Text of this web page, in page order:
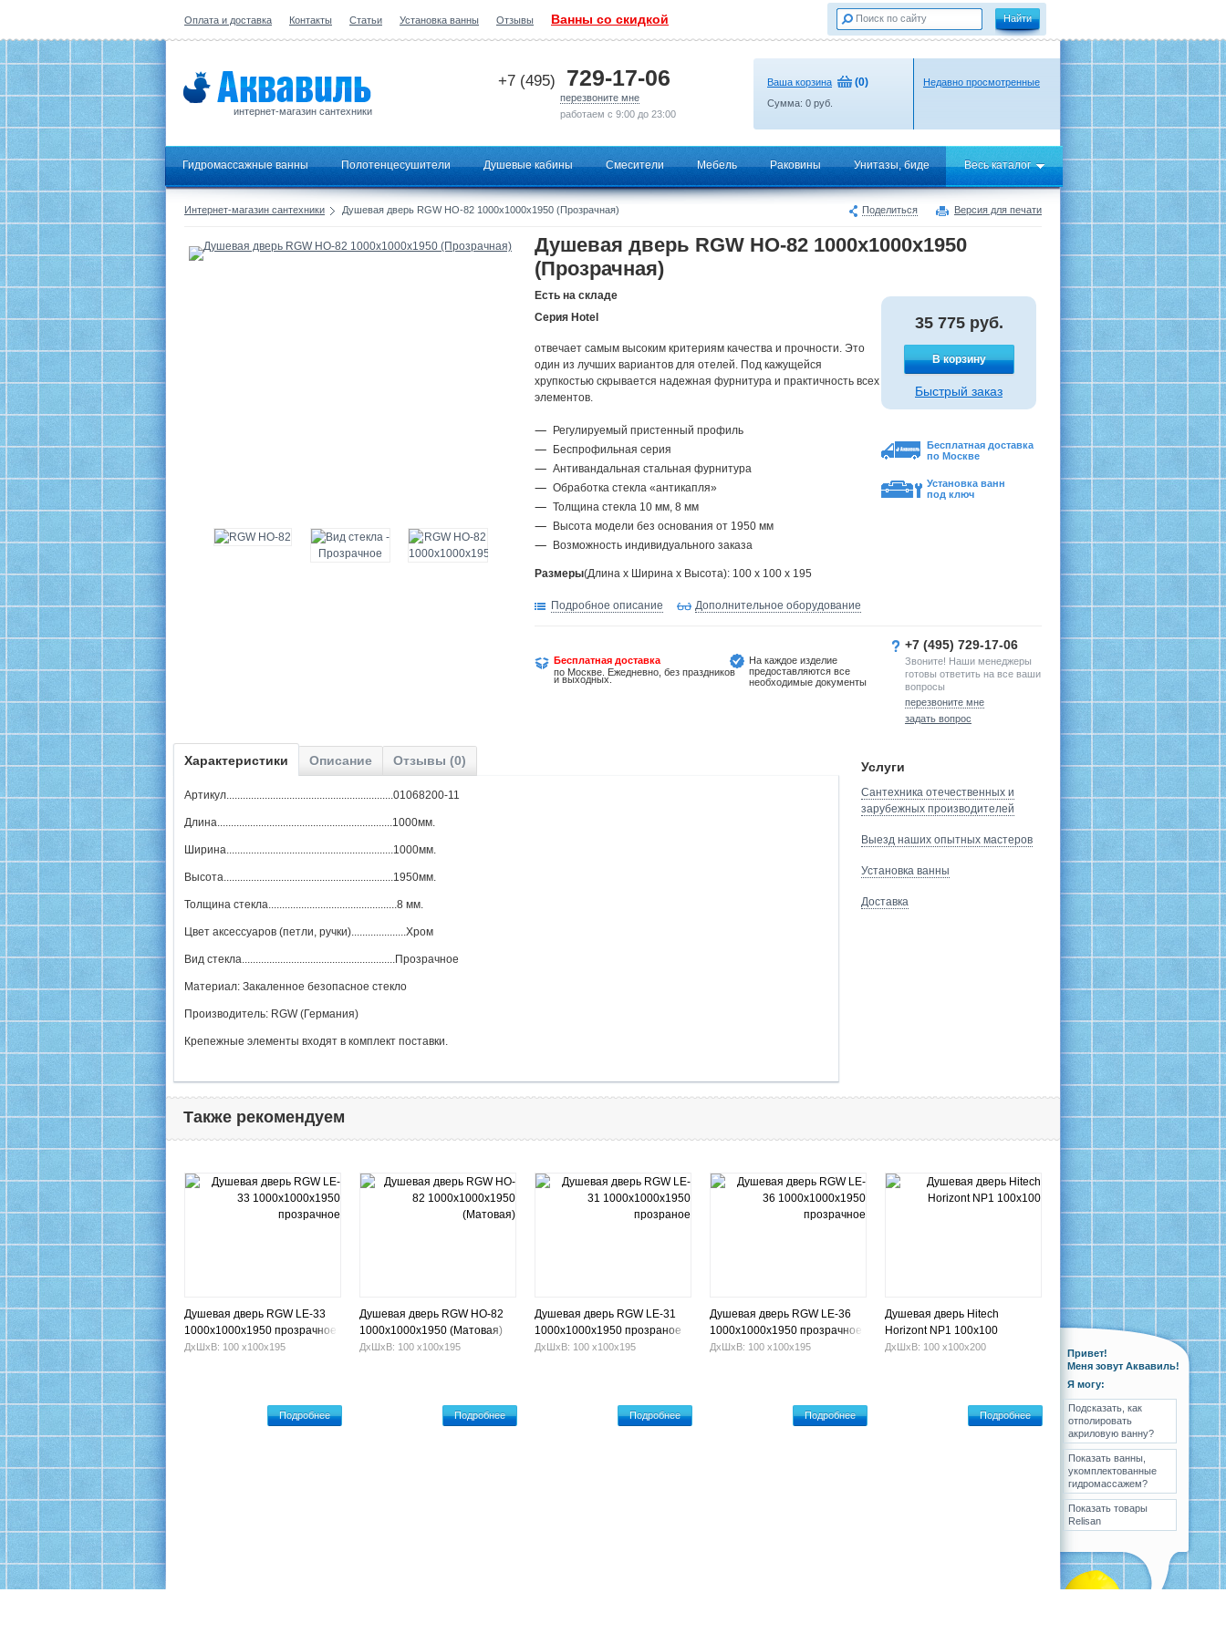
Оплата и доставка Контакты Статьи Установка ванны Отзывы Ванны со скидкой
интернет-магазин сантехники
+7 (495) 729-17-06
перезвоните мне
работаем с 9:00 до 23:00
Ваша корзина (0)
Сумма: 0 руб.
Недавно просмотренные
Гидромассажные ванны Полотенцесушители Душевые кабины Смесители Мебель Раковины Унитазы, биде Весь каталог
Поделиться Версия для печати
Интернет-магазин сантехники Душевая дверь RGW HO-82 1000x1000х1950 (Прозрачная)
Душевая дверь RGW HO-82 1000x1000х1950
(Прозрачная)
Есть на складе
Серия Hotel
отвечает самым высоким критериям качества и прочности. Это
один из лучших вариантов для отелей. Под кажущейся
хрупкостью скрывается надежная фурнитура и практичность всех
элементов.
Регулируемый пристенный профиль
Беспрофильная серия
Антивандальная стальная фурнитура
Обработка стекла «антикапля»
Толщина стекла 10 мм, 8 мм
Высота модели без основания от 1950 мм
Возможность индивидуального заказа
Размеры(Длина х Ширина х Высота): 100 x 100 x 195
35 775 руб.
В корзину
Быстрый заказ
Бесплатная доставка
по Москве
Установка ванн
под ключ
Подробное описание Дополнительное оборудование
Бесплатная доставка
по Москве. Ежедневно, без праздников
и выходных.
На каждое изделие
предоставляются все
необходимые документы
+7 (495) 729-17-06
Звоните! Наши менеджеры
готовы ответить на все ваши
вопросы
перезвоните мне
задать вопрос
Характеристики Описание Отзывы (0)
Артикул.............................................................01068200-11
Длина................................................................1000мм.
Ширина.............................................................1000мм.
Высота..............................................................1950мм.
Толщина стекла...............................................8 мм.
Цвет аксессуаров (петли, ручки)....................Хром
Вид стекла........................................................Прозрачное
Материал: Закаленное безопасное стекло
Производитель: RGW (Германия)
Крепежные элементы входят в комплект поставки.
Услуги
Сантехника отечественных и
зарубежных производителей
Выезд наших опытных мастеров
Установка ванны
Доставка
Также рекомендуем
Душевая дверь RGW LE-33
1000х1000х1950 прозрачное
ДхШхВ: 100 х100х195
Подробнее
Душевая дверь RGW HO-82
1000x1000х1950 (Матовая)
ДхШхВ: 100 х100х195
Подробнее
Душевая дверь RGW LE-31
1000х1000х1950 прозраное
ДхШхВ: 100 х100х195
Подробнее
Душевая дверь RGW LE-36
1000х1000х1950 прозрачное
ДхШхВ: 100 х100х195
Подробнее
Душевая дверь Hitech
Horizont NP1 100х100
ДхШхВ: 100 х100х200
Подробнее
Привет!
Меня зовут Аквавиль!
Я могу:
Подсказать, как
отполировать
акриловую ванну?
Показать ванны,
укомплектованные
гидромассажем?
Показать товары
Relisan